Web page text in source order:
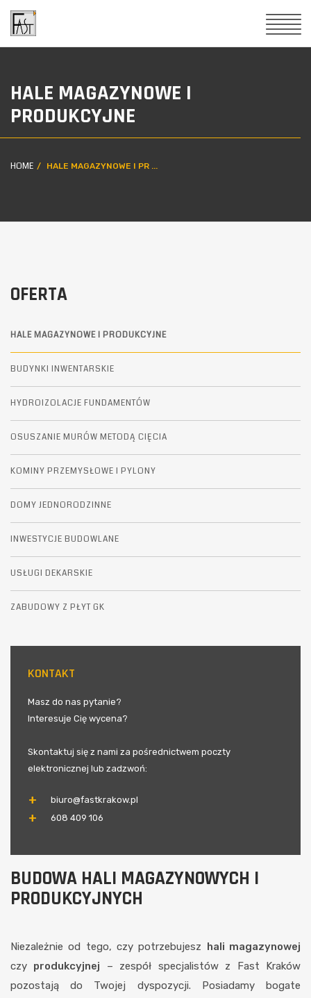
HALE MAGAZYNOWE I
PRODUKCYJNE
HOME HALE MAGAZYNOWE I PR ...
OFERTA
HALE MAGAZYNOWE I PRODUKCYJNE
BUDYNKI INWENTARSKIE
HYDROIZOLACJE FUNDAMENTÓW
OSUSZANIE MURÓW METODĄ CIĘCIA
KOMINY PRZEMYSŁOWE I PYLONY
DOMY JEDNORODZINNE
INWESTYCJE BUDOWLANE
USŁUGI DEKARSKIE
ZABUDOWY Z PŁYT GK
KONTAKT
Masz do nas pytanie?
Interesuje Cię wycena?
Skontaktuj się z nami za pośrednictwem poczty
elektronicznej lub zadzwoń:
biuro@fastkrakow.pl
608 409 106
BUDOWA HALI MAGAZYNOWYCH I
PRODUKCYJNYCH
Niezależnie od tego, czy potrzebujesz hali magazynowej
czy produkcyjnej – zespół specjalistów z Fast Kraków
pozostają do Twojej dyspozycji. Posiadamy bogate